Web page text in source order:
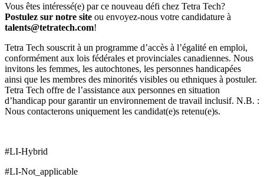
Vous êtes intéressé(e) par ce nouveau défi chez Tetra Tech?
Postulez sur notre site ou envoyez-nous votre candidature à
talents@tetratech.com!
Tetra Tech souscrit à un programme d’accès à l’égalité en emploi,
conformément aux lois fédérales et provinciales canadiennes. Nous
invitons les femmes, les autochtones, les personnes handicapées
ainsi que les membres des minorités visibles ou ethniques à postuler.
Tetra Tech offre de l’assistance aux personnes en situation
d’handicap pour garantir un environnement de travail inclusif. N.B. :
Nous contacterons uniquement les candidat(e)s retenu(e)s.
#LI-Hybrid
#LI-Not_applicable